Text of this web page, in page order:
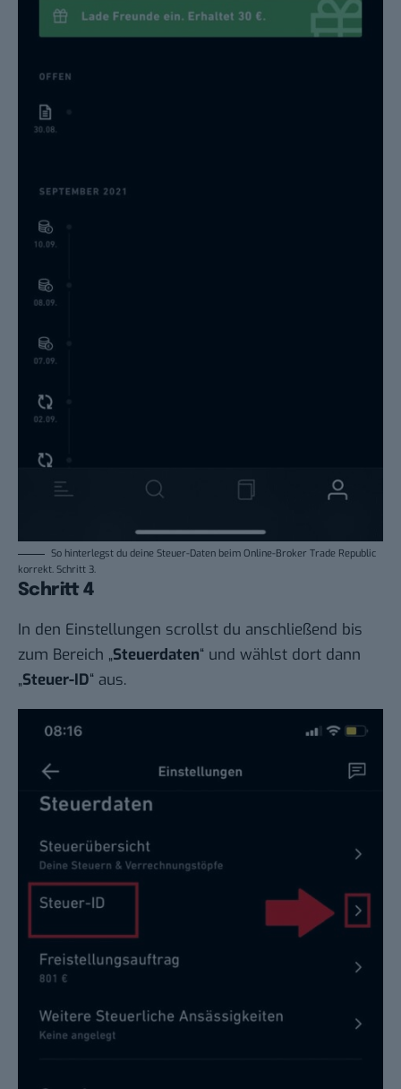
So hinterlegst du deine Steuer-Daten beim Online-Broker Trade Republic
korrekt. Schritt 3.
Schritt 4
In den Einstellungen scrollst du anschließend bis
zum Bereich „Steuerdaten“ und wählst dort dann
„Steuer-ID“ aus.